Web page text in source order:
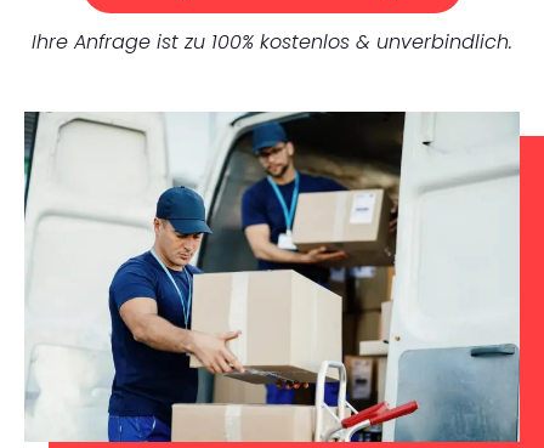
Ihre Anfrage ist zu 100% kostenlos & unverbindlich.